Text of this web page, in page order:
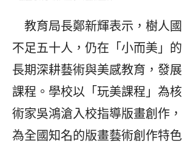
教育局長鄭新輝表示，樹人
不足五十人，仍在「小而美」
長期深耕藝術與美感教育，發
課程。學校以「玩美課程」為
術家吳鴻滄入校指導版畫創作
為全國知名的版畫藝術創作特